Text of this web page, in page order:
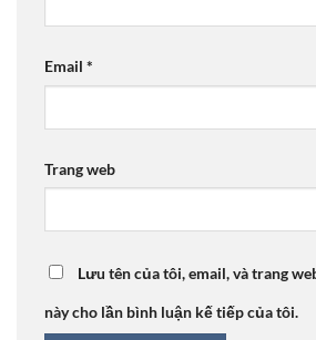
Email *
Trang web
Lưu tên của tôi, email, và trang
này cho lần bình luận kế tiếp của tôi.